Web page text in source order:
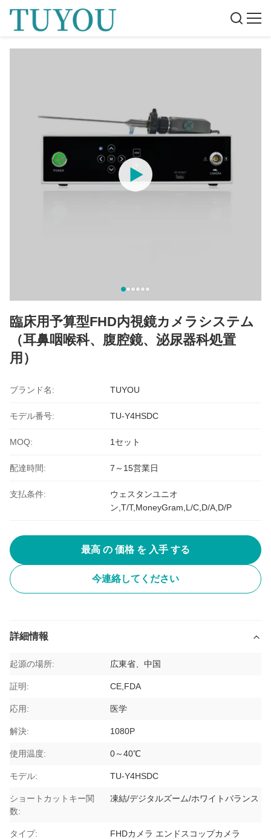
臨床用予算型FHD内視鏡カメラシステム
（耳鼻咽喉科、腹腔鏡、泌尿器科処置
用）
ブランド名: TUYOU
モデル番号: TU-Y4HSDC
MOQ: 1セット
配達時間: 7～15営業日
支払条件:
ウェスタンユニオ
ン,T/T,MoneyGram,L/C,D/A,D/P
最高 の 価格 を 入手 する
今連絡してください
詳細情報
起源の場所: 広東省、中国
証明: CE,FDA
応用: 医学
解決: 1080P
使用温度: 0～40℃
モデル: TU-Y4HSDC
ショートカットキー関
数:
凍結/デジタルズーム/ホワイトバランス
タイプ: FHDカメラ エンドスコップカメラ